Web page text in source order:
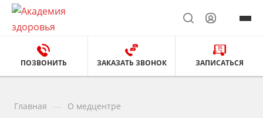
ПОЗВОНИТЬ ЗАКАЗАТЬ ЗВОНОК ЗАПИСАТЬСЯ
Главная О медцентре